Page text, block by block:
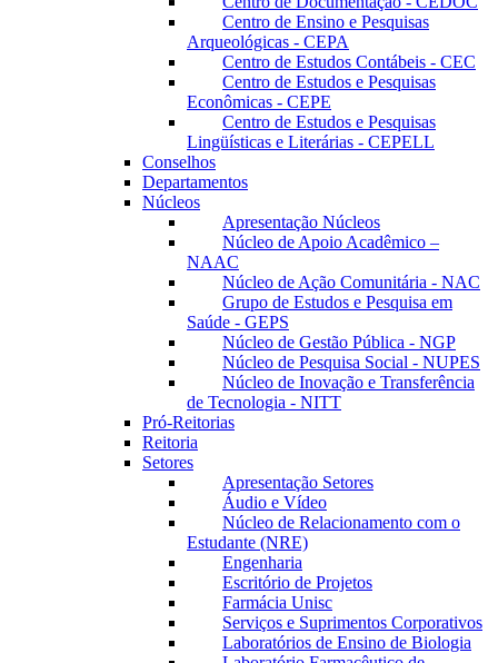
Centro de Ensino e Pesquisas
Arqueológicas - CEPA
Centro de Estudos Contábeis - CEC
Centro de Estudos e Pesquisas
Econômicas - CEPE
Centro de Estudos e Pesquisas
Lingüísticas e Literárias - CEPELL
Conselhos
Departamentos
Núcleos
Apresentação Núcleos
Núcleo de Apoio Acadêmico –
NAAC
Núcleo de Ação Comunitária - NAC
Grupo de Estudos e Pesquisa em
Saúde - GEPS
Núcleo de Gestão Pública - NGP
Núcleo de Pesquisa Social - NUPES
Núcleo de Inovação e Transferência
de Tecnologia - NITT
Pró-Reitorias
Reitoria
Setores
Apresentação Setores
Áudio e Vídeo
Núcleo de Relacionamento com o
Estudante (NRE)
Engenharia
Escritório de Projetos
Farmácia Unisc
Serviços e Suprimentos Corporativos
Laboratórios de Ensino de Biologia